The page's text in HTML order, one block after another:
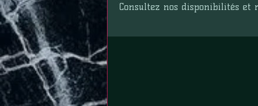
Consultez nos disponibilités et